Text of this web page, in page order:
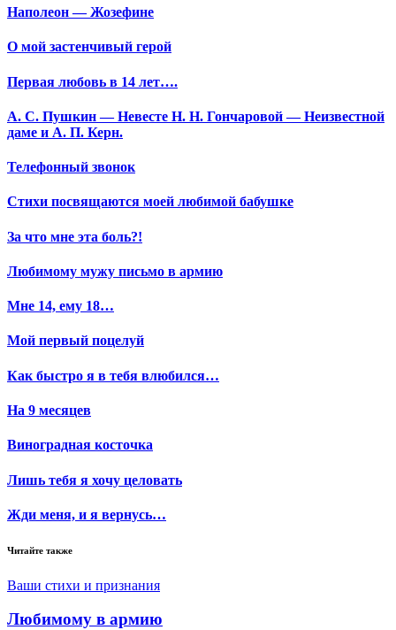
Наполеон — Жозефине
О мой застенчивый герой
Первая любовь в 14 лет….
А. С. Пушкин — Невесте Н. Н. Гончаровой — Неизвестной
даме и А. П. Керн.
Телефонный звонок
Стихи посвящаются моей любимой бабушке
За что мне эта боль?!
Любимому мужу письмо в армию
Мне 14, ему 18…
Мой первый поцелуй
Как быстро я в тебя влюбился…
На 9 месяцев
Виноградная косточка
Лишь тебя я хочу целовать
Жди меня, и я вернусь…
Читайте также
Ваши стихи и признания
Любимому в армию